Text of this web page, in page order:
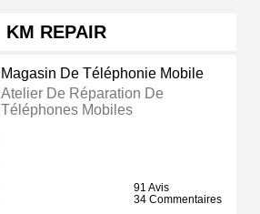
KM REPAIR
Magasin De Téléphonie Mobile
Atelier De Réparation De
Téléphones Mobiles
91 Avis
34 Commentaires